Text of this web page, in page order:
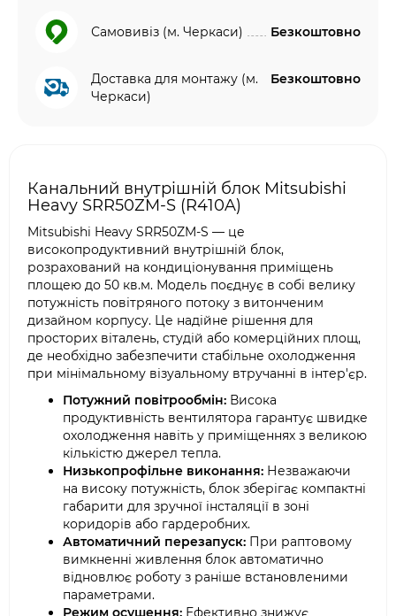
Самовивіз (м. Черкаси) Безкоштовно
Доставка для монтажу (м.
Черкаси)
Безкоштовно
Канальний внутрішній блок Mitsubishi
Heavy SRR50ZM-S (R410A)
Mitsubishi Heavy SRR50ZM-S — це
високопродуктивний внутрішній блок,
розрахований на кондиціонування приміщень
площею до 50 кв.м. Модель поєднує в собі велику
потужність повітряного потоку з витонченим
дизайном корпусу. Це надійне рішення для
просторих віталень, студій або комерційних площ,
де необхідно забезпечити стабільне охолодження
при мінімальному візуальному втручанні в інтер'єр.
Потужний повітрообмін: Висока
продуктивність вентилятора гарантує швидке
охолодження навіть у приміщеннях з великою
кількістю джерел тепла.
Низькопрофільне виконання: Незважаючи
на високу потужність, блок зберігає компактні
габарити для зручної інсталяції в зоні
коридорів або гардеробних.
Автоматичний перезапуск: При раптовому
вимкненні живлення блок автоматично
відновлює роботу з раніше встановленими
параметрами.
Режим осушення: Ефективно знижує